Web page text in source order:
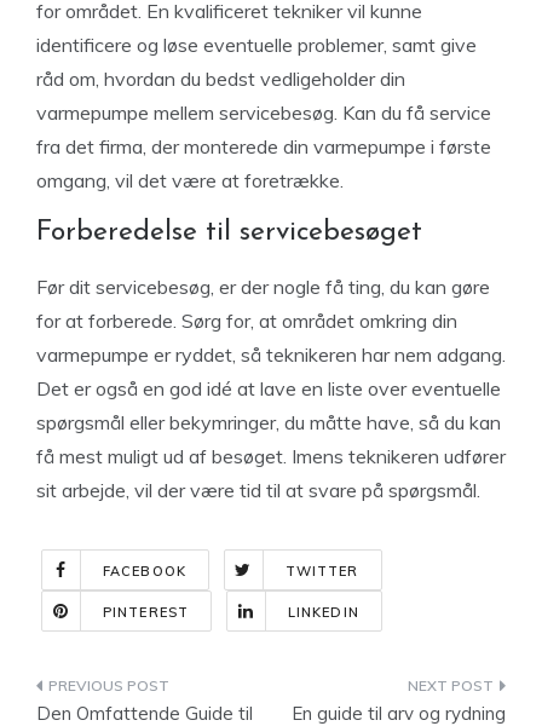
for området. En kvalificeret tekniker vil kunne
identificere og løse eventuelle problemer, samt give
råd om, hvordan du bedst vedligeholder din
varmepumpe mellem servicebesøg. Kan du få service
fra det firma, der monterede din varmepumpe i første
omgang, vil det være at foretrække.
Forberedelse til servicebesøget
Før dit servicebesøg, er der nogle få ting, du kan gøre
for at forberede. Sørg for, at området omkring din
varmepumpe er ryddet, så teknikeren har nem adgang.
Det er også en god idé at lave en liste over eventuelle
spørgsmål eller bekymringer, du måtte have, så du kan
få mest muligt ud af besøget. Imens teknikeren udfører
sit arbejde, vil der være tid til at svare på spørgsmål.
FACEBOOK TWITTER
PINTEREST LINKEDIN
Indlægsnavigation
Den Omfattende Guide til
En guide til arv og rydning